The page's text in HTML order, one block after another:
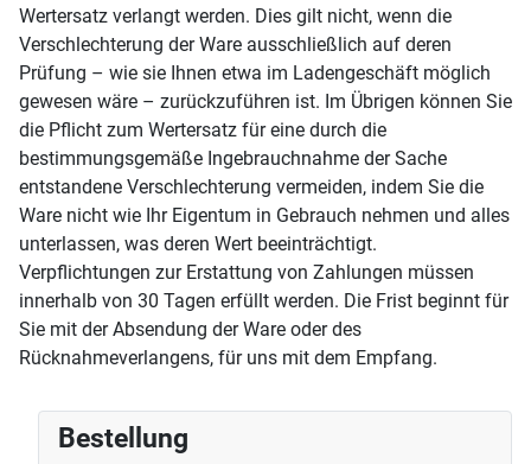
Wertersatz verlangt werden. Dies gilt nicht, wenn die
Verschlechterung der Ware ausschließlich auf deren
Prüfung – wie sie Ihnen etwa im Ladengeschäft möglich
gewesen wäre – zurückzuführen ist. Im Übrigen können Sie
die Pflicht zum Wertersatz für eine durch die
bestimmungsgemäße Ingebrauchnahme der Sache
entstandene Verschlechterung vermeiden, indem Sie die
Ware nicht wie Ihr Eigentum in Gebrauch nehmen und alles
unterlassen, was deren Wert beeinträchtigt.
Verpflichtungen zur Erstattung von Zahlungen müssen
innerhalb von 30 Tagen erfüllt werden. Die Frist beginnt für
Sie mit der Absendung der Ware oder des
Rücknahmeverlangens, für uns mit dem Empfang.
Bestellung